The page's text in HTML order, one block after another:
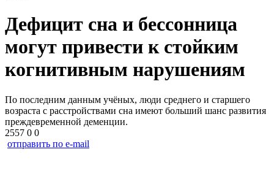
Дефицит сна и бессонница
могут привести к стойким
когнитивным нарушениям
По последним данным учёных, люди среднего и старшего
возраста с расстройствами сна имеют больший шанс развития
преждевременной деменции.
2557 0 0
отправить по e-mail